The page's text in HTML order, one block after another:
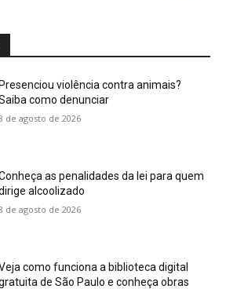
Presenciou violência contra animais?
como denunciar
de agosto de 2026
as penalidades da lei para quem
alcoolizado
de agosto de 2026
como funciona a biblioteca digital
de São Paulo e conheça obras